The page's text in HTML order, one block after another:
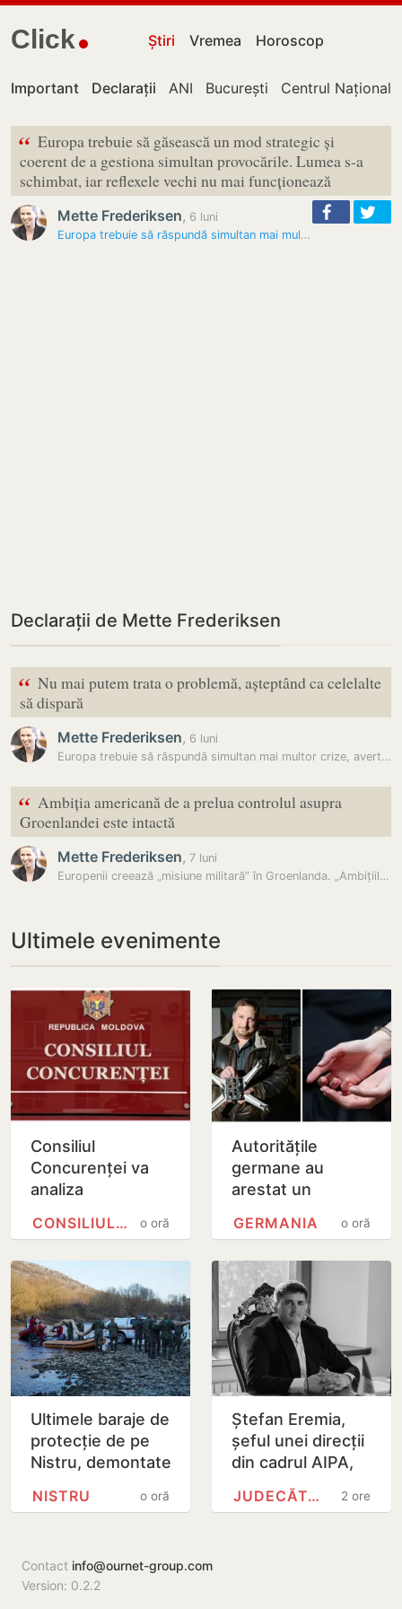
Click Știri Vremea Horoscop
Important Declarații ANI București Centrul Național
“ Europa trebuie să găsească un mod strategic și
coerent de a gestiona simultan provocările. Lumea s-a
schimbat, iar reflexele vechi nu mai funcționează
Mette Frederiksen, 6 luni
Europa trebuie să răspundă simultan mai multor crize, avertizează…
Declarații de Mette Frederiksen
“ Nu mai putem trata o problemă, așteptând ca celelalte
să dispară
Mette Frederiksen, 6 luni
Europa trebuie să răspundă simultan mai multor crize, avertizează…
“ Ambiția americană de a prelua controlul asupra
Groenlandei este intactă
Mette Frederiksen, 7 luni
Europenii creează „misiune militară” în Groenlanda. „Ambițiile…
Ultimele evenimente
Consiliul
Concurenței va
analiza
preluarea Honest
către Moldretail
Group
o oră
CONSILIUL CONCURENȚEI
Autoritățile
germane au
arestat un
acuzat de spionaj
o oră
GERMANIA
Ultimele baraje de
protecție de pe
Nistru, demontate
intervenții
o oră
NISTRU
Ștefan Eremia,
șeful unei direcții
din cadrul AIPA,
acuzat de trafic
de influență, a
2 ore
JUDECĂTORIA CHIȘINĂU
Contact info@ournet-group.com
Version: 0.2.2